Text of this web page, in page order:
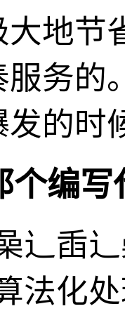
地节
务的
的时
个编写
辶臿
法化